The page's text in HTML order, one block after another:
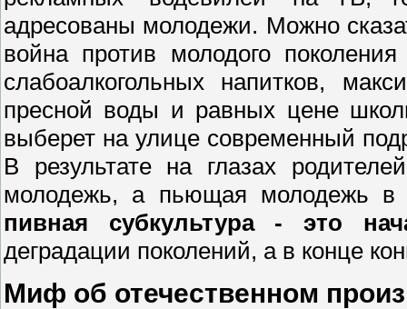
адресованы молодежи. Можно
война против молодого
слабоалкогольных напитков,
пресной воды и равных цене
выберет на улице современный
В результате на глазах
молодежь, а пьющая молодежь в
пивная субкультура - это
деградации поколений, а в конце
Миф об отечественном